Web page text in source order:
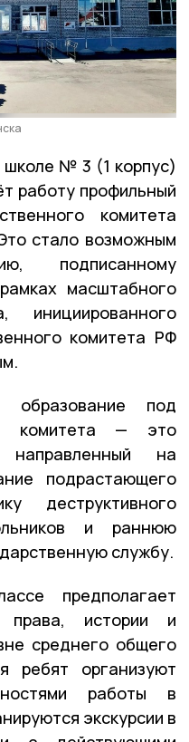
школе № 3 (1 корпус)
работу профильный
комитета
стало возможным
подписанному
масштабного
инициированного
комитета РФ
образование под
комитета — это
направленный на
подрастающего
деструктивного
и раннюю
службу.
предполагает
права, истории и
среднего общего
ребят организуют
работы в
экскурсии в